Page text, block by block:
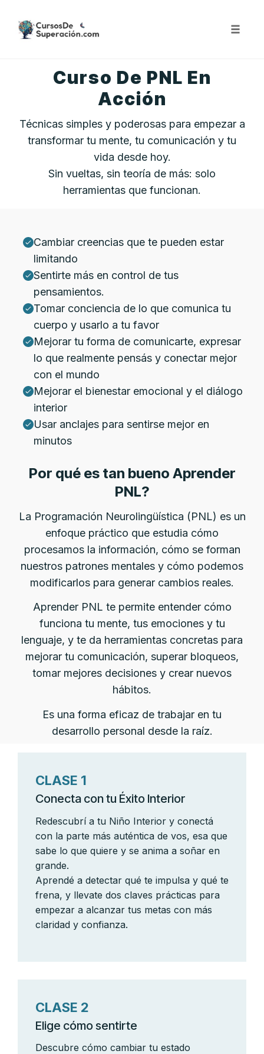
content
Curso De PNL En
Acción
Técnicas simples y poderosas para empezar a
transformar tu mente, tu comunicación y tu
vida desde hoy.
Sin vueltas, sin teoría de más: solo
herramientas que funcionan.
Cambiar creencias que te pueden estar
limitando
Sentirte más en control de tus
pensamientos.
Tomar conciencia de lo que comunica tu
cuerpo y usarlo a tu favor
Mejorar tu forma de comunicarte, expresar
lo que realmente pensás y conectar mejor
con el mundo
Mejorar el bienestar emocional y el diálogo
interior
Usar anclajes para sentirse mejor en
minutos
Por qué es tan bueno Aprender
PNL?
La Programación Neurolingüística (PNL) es un
enfoque práctico que estudia cómo
procesamos la información, cómo se forman
nuestros patrones mentales y cómo podemos
modificarlos para generar cambios reales.
Aprender PNL te permite entender cómo
funciona tu mente, tus emociones y tu
lenguaje, y te da herramientas concretas para
mejorar tu comunicación, superar bloqueos,
tomar mejores decisiones y crear nuevos
hábitos.
Es una forma eficaz de trabajar en tu
desarrollo personal desde la raíz.
CLASE 1
Conecta con tu Éxito Interior
Redescubrí a tu Niño Interior y conectá
con la parte más auténtica de vos, esa que
sabe lo que quiere y se anima a soñar en
grande.
Aprendé a detectar qué te impulsa y qué te
frena, y llevate dos claves prácticas para
empezar a alcanzar tus metas con más
claridad y confianza.
CLASE 2
Elige cómo sentirte
Descubre cómo cambiar tu estado